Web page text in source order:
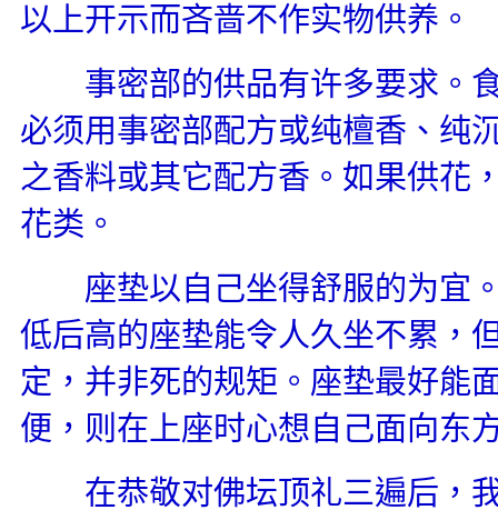
以上开示而吝啬不作实物供养。
事密部的供品有许多要求。食
必须用事密部配方或纯檀香、纯
之香料或其它配方香。如果供花
花类。
座垫以自己坐得舒服的为宜。
低后高的座垫能令人久坐不累，
定，并非死的规矩。座垫最好能
便，则在上座时心想自己面向东
在恭敬对佛坛顶礼三遍后，我